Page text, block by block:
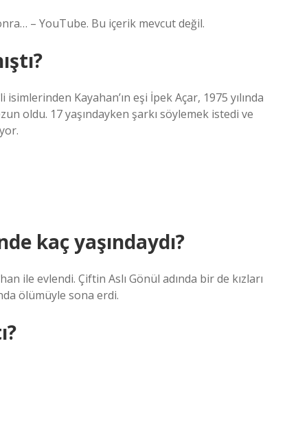
– YouTube. Bu içerik mevcut değil.
Kayahan’ın eşi İpek Açar, 1975 yılında
oldu. 17 yaşındayken şarkı söylemek istedi ve
kaç yaşındaydı?
ile evlendi. Çiftin Aslı Gönül adında bir de kızları
ölümüyle sona erdi.